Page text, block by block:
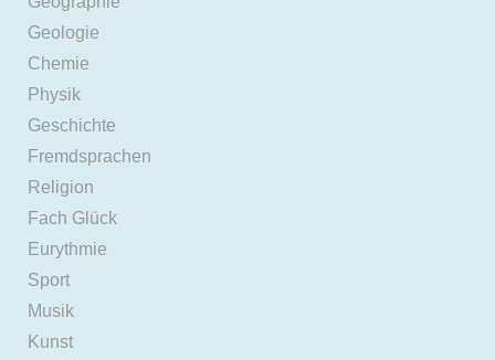
Geologie
Chemie
Physik
Geschichte
Fremdsprachen
Religion
Fach Glück
Eurythmie
Sport
Musik
Kunst